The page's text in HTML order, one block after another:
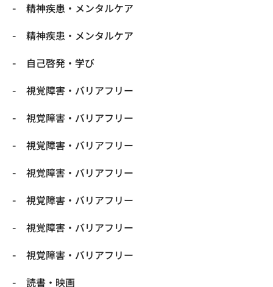
精神疾患・メンタルケア
精神疾患・メンタルケア
自己啓発・学び
視覚障害・バリアフリー
視覚障害・バリアフリー
視覚障害・バリアフリー
視覚障害・バリアフリー
視覚障害・バリアフリー
視覚障害・バリアフリー
視覚障害・バリアフリー
読書・映画